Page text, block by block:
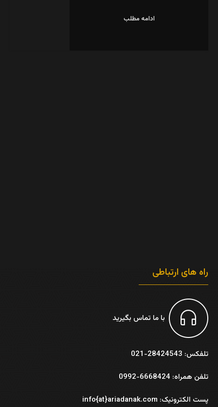
ادامه مطلب
راه های ارتباطی
با ما تماس بگیرید
تلفکس: 28424543-021
تلفن همراه: 6668424-0992
پست الکترونیک: info{at}ariadanak.com